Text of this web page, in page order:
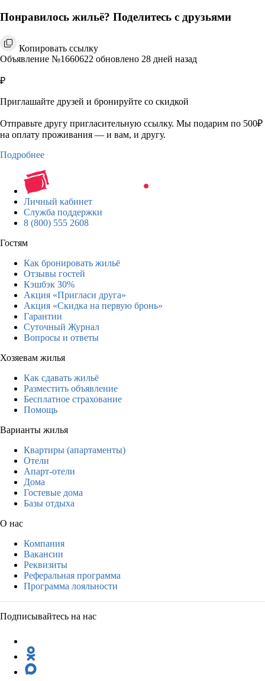
Понравилось жильё? Поделитесь с друзьями
Копировать ссылку
Объявление №1660622 обновлено 28 дней назад
₽
Приглашайте друзей и бронируйте со скидкой
Отправьте другу пригласительную ссылку. Мы подарим по 500₽
на оплату проживания — и вам, и другу.
Подробнее
Личный кабинет
Служба поддержки
8 (800) 555 2608
Гостям
Как бронировать жильё
Отзывы гостей
Кэшбэк 30%
Акция «Пригласи друга»
Акция «Скидка на первую бронь»
Гарантии
Суточный Журнал
Вопросы и ответы
Хозяевам жилья
Как сдавать жильё
Разместить объявление
Бесплатное страхование
Помощь
Варианты жилья
Квартиры (апартаменты)
Отели
Апарт-отели
Дома
Гостевые дома
Базы отдыха
О нас
Компания
Вакансии
Реквизиты
Реферальная программа
Программа лояльности
Подписывайтесь на нас